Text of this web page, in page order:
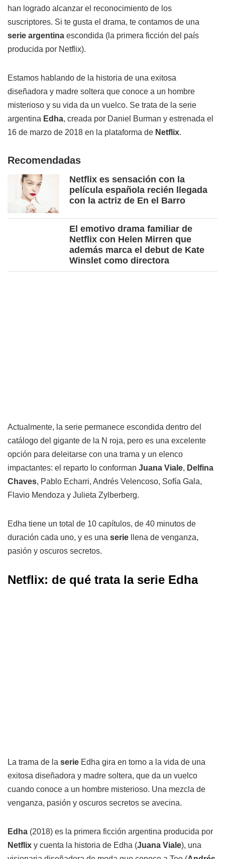
han logrado alcanzar el reconocimiento de los
suscriptores. Si te gusta el drama, te contamos de una
serie argentina escondida (la primera ficción del país
producida por Netflix).
Estamos hablando de la historia de una exitosa
diseñadora y madre soltera que conoce a un hombre
misterioso y su vida da un vuelco. Se trata de la serie
argentina Edha, creada por Daniel Burman y estrenada el
16 de marzo de 2018 en la plataforma de Netflix.
Recomendadas
Netflix es sensación con la
película española recién llegada
con la actriz de En el Barro
El emotivo drama familiar de
Netflix con Helen Mirren que
además marca el debut de Kate
Winslet como directora
Actualmente, la serie permanece escondida dentro del
catálogo del gigante de la N roja, pero es una excelente
opción para deleitarse con una trama y un elenco
impactantes: el reparto lo conforman Juana Viale, Delfina
Chaves, Pablo Echarri, Andrés Velencoso, Sofía Gala,
Flavio Mendoza y Julieta Zylberberg.
Edha tiene un total de 10 capítulos, de 40 minutos de
duración cada uno, y es una serie llena de venganza,
pasión y oscuros secretos.
Netflix: de qué trata la serie Edha
La trama de la serie Edha gira en torno a la vida de una
exitosa diseñadora y madre soltera, que da un vuelco
cuando conoce a un hombre misterioso. Una mezcla de
venganza, pasión y oscuros secretos se avecina.
Edha (2018) es la primera ficción argentina producida por
Netflix y cuenta la historia de Edha (Juana Viale), una